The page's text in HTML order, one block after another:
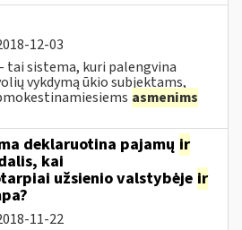
12-03
tai sistema, kuri palengvina
vykdymą ūkio subjektams,
asmenims
deklaruotina pajamų ir
kai
užsienio valstybėje ir
11-22